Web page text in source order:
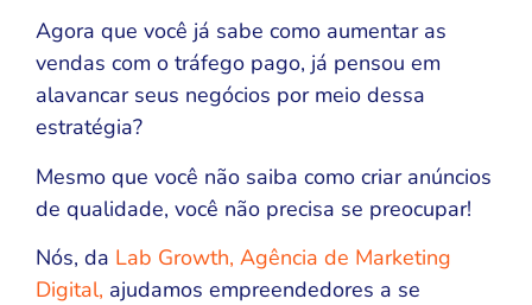
Agora que você já sabe como aumentar as
vendas com o tráfego pago, já pensou em
alavancar seus negócios por meio dessa
estratégia?
Mesmo que você não saiba como criar anúncios
de qualidade, você não precisa se preocupar!
Nós, da Lab Growth, Agência de Marketing
Digital, ajudamos empreendedores a se